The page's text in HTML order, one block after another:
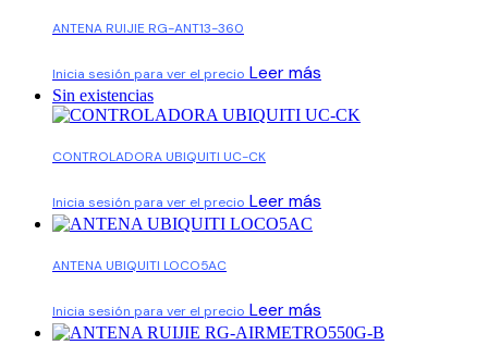
ANTENA RUIJIE RG-ANT13-360
Inicia sesión para ver el precio Leer más
Sin existencias
CONTROLADORA UBIQUITI UC-CK
Inicia sesión para ver el precio Leer más
ANTENA UBIQUITI LOCO5AC
Inicia sesión para ver el precio Leer más